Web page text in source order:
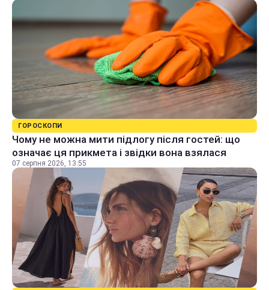
ГОРОСКОПИ
Чому не можна мити підлогу після гостей: що
означає ця прикмета і звідки вона взялася
07 серпня 2026, 13:55